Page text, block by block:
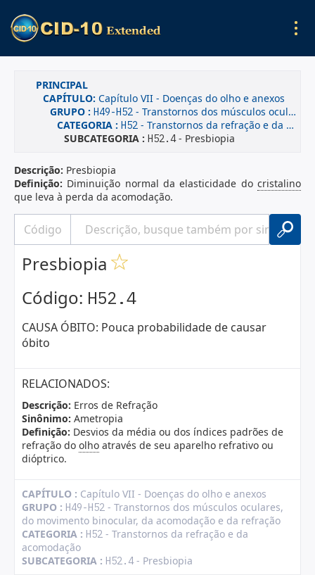
PRINCIPAL
CAPÍTULO: Capítulo VII - Doenças do olho e anexos
GRUPO : H49-H52 - Transtornos dos músculos oculares, do movimento binocular, da acomodação e da refração
CATEGORIA : H52 - Transtornos da refração e da acomodação
SUBCATEGORIA : H52.4- Presbiopia
Descrição: Presbiopia
Definição: Diminuição normal da elasticidade docristalino
que leva à perda da acomodação.
Presbiopia
Código: H52.4
CAUSA ÓBITO: Pouca probabilidade de causar
óbito
RELACIONADOS:
Descrição: Erros de Refração
Sinônimo: Ametropia
Definição: Desvios da média ou dos índices padrões de
refração do olho através de seu aparelho refrativo ou
dióptrico.
CAPÍTULO : Capítulo VII - Doenças do olho e anexos
GRUPO : H49-H52 - Transtornos dos músculos oculares,
do movimento binocular, da acomodação e da refração
CATEGORIA : H52 - Transtornos da refração e da
acomodação
SUBCATEGORIA : H52.4- Presbiopia